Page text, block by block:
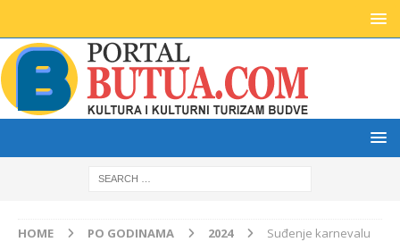
HOME PO GODINAMA 2024
Suđenje karnevalu